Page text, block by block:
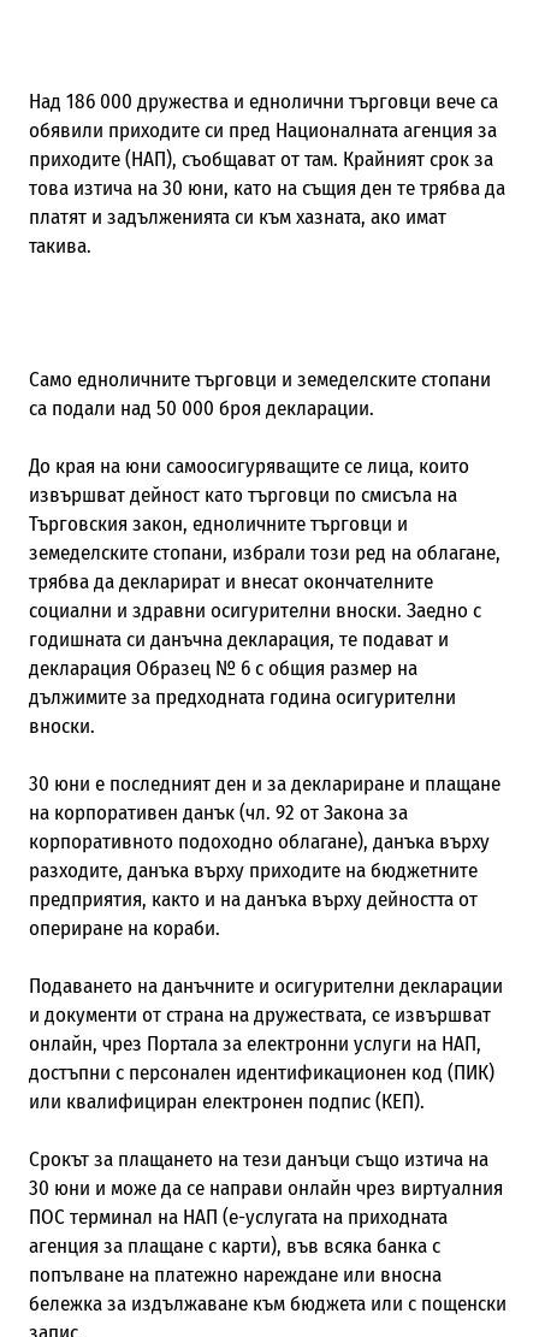
Над 186 000 дружества и еднолични търговци вече са
обявили приходите си пред Националната агенция за
приходите (НАП), съобщават от там. Крайният срок за
това изтича на 30 юни, като на същия ден те трябва да
платят и задълженията си към хазната, ако имат
такива.
Само едноличните търговци и земеделските стопани
са подали над 50 000 броя декларации.
До края на юни самоосигуряващите се лица, които
извършват дейност като търговци по смисъла на
Търговския закон, едноличните търговци и
земеделските стопани, избрали този ред на облагане,
трябва да декларират и внесат окончателните
социални и здравни осигурителни вноски. Заедно с
годишната си данъчна декларация, те подават и
декларация Образец № 6 с общия размер на
дължимите за предходната година осигурителни
вноски.
30 юни е последният ден и за деклариране и плащане
на корпоративен данък (чл. 92 от Закона за
корпоративното подоходно облагане), данъка върху
разходите, данъка върху приходите на бюджетните
предприятия, както и на данъка върху дейността от
опериране на кораби.
Подаването на данъчните и осигурителни декларации
и документи от страна на дружествата, се извършват
онлайн, чрез Портала за електронни услуги на НАП,
достъпни с персонален идентификационен код (ПИК)
или квалифициран електронен подпис (КЕП).
Срокът за плащането на тези данъци също изтича на
30 юни и може да се направи онлайн чрез виртуалния
ПОС терминал на НАП (е-услугата на приходната
агенция за плащане с карти), във всяка банка с
попълване на платежно нареждане или вносна
бележка за издължаване към бюджета или с пощенски